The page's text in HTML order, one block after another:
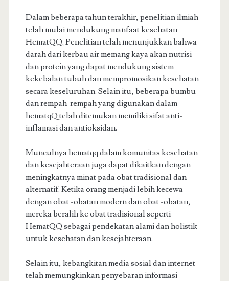
Dalam beberapa tahun terakhir, penelitian ilmiah
telah mulai mendukung manfaat kesehatan
HematQQ. Penelitian telah menunjukkan bahwa
darah dari kerbau air memang kaya akan nutrisi
dan protein yang dapat mendukung sistem
kekebalan tubuh dan mempromosikan kesehatan
secara keseluruhan. Selain itu, beberapa bumbu
dan rempah-rempah yang digunakan dalam
hematqQ telah ditemukan memiliki sifat anti-
inflamasi dan antioksidan.
Munculnya hematqq dalam komunitas kesehatan
dan kesejahteraan juga dapat dikaitkan dengan
meningkatnya minat pada obat tradisional dan
alternatif. Ketika orang menjadi lebih kecewa
dengan obat -obatan modern dan obat -obatan,
mereka beralih ke obat tradisional seperti
HematQQ sebagai pendekatan alami dan holistik
untuk kesehatan dan kesejahteraan.
Selain itu, kebangkitan media sosial dan internet
telah memungkinkan penyebaran informasi